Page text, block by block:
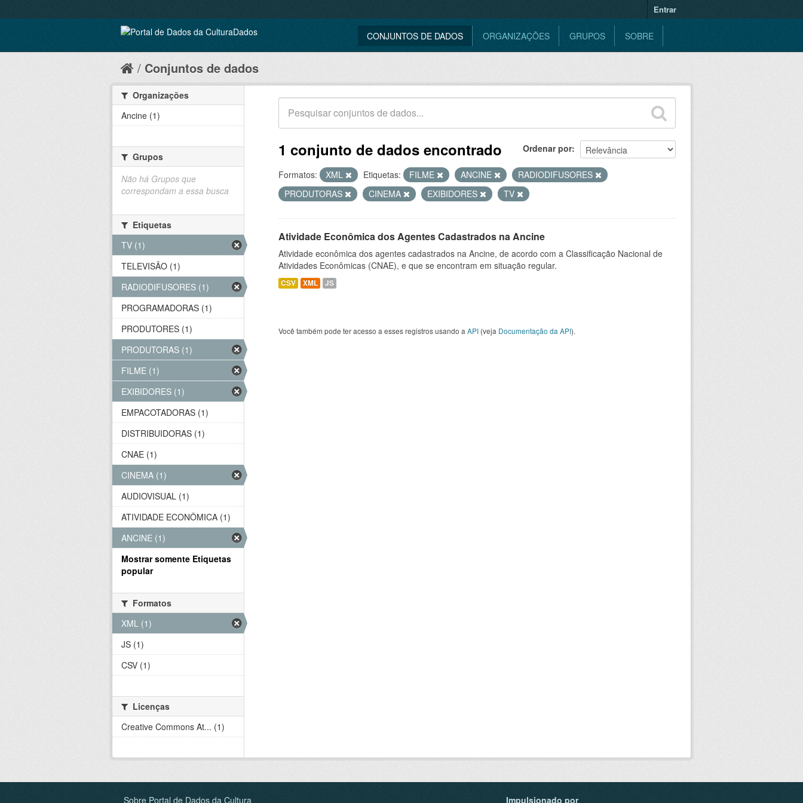
Entrar
CONJUNTOS DE DADOS ORGANIZAÇÕES GRUPOS SOBRE
Conjuntos de dados
Ordenar por
1 conjunto de dados encontrado
Formatos: XML Etiquetas: FILME ANCINE
RADIODIFUSORES
PRODUTORAS
CINEMA EXIBIDORES TV
Atividade Econômica dos Agentes Cadastrados na Ancine
Atividade econômica dos agentes cadastrados na Ancine, de acordo com a Classificação Nacional de
Atividades Econômicas (CNAE), e que se encontram em situação regular.
CSV XML JS
Você também pode ter acesso a esses registros usando a API (veja Documentação da API).
Organizações
Ancine (1)
Grupos
Não há Grupos que
correspondam a essa busca
Etiquetas
TV (1)
TELEVISÃO (1)
RADIODIFUSORES (1)
PROGRAMADORAS (1)
PRODUTORES (1)
PRODUTORAS (1)
FILME (1)
EXIBIDORES (1)
EMPACOTADORAS (1)
DISTRIBUIDORAS (1)
CNAE (1)
CINEMA (1)
AUDIOVISUAL (1)
ATIVIDADE ECONÔMICA (1)
ANCINE (1)
Mostrar somente Etiquetas
popular
Formatos
XML (1)
JS (1)
CSV (1)
Licenças
Creative Commons At... (1)
Sobre Portal de Dados da Cultura Impulsionado por